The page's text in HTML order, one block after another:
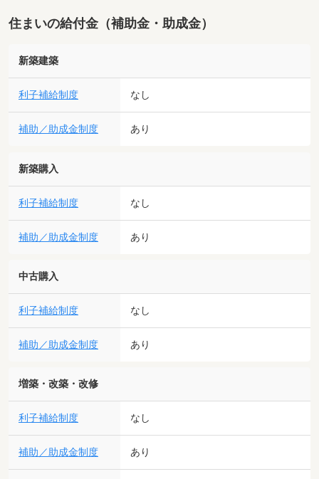
住まいの給付金（補助金・助成金）
新築建築
利子補給制度 なし
補助／助成金制度 あり
新築購入
利子補給制度 なし
補助／助成金制度 あり
中古購入
利子補給制度 なし
補助／助成金制度 あり
増築・改築・改修
利子補給制度 なし
補助／助成金制度 あり